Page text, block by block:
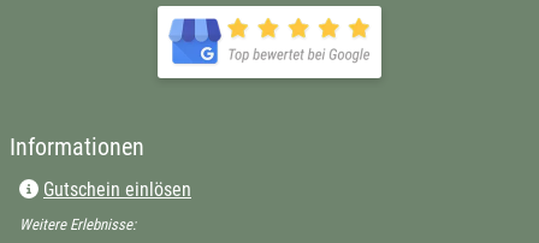
Informationen
Gutschein einlösen
Weitere Erlebnisse: